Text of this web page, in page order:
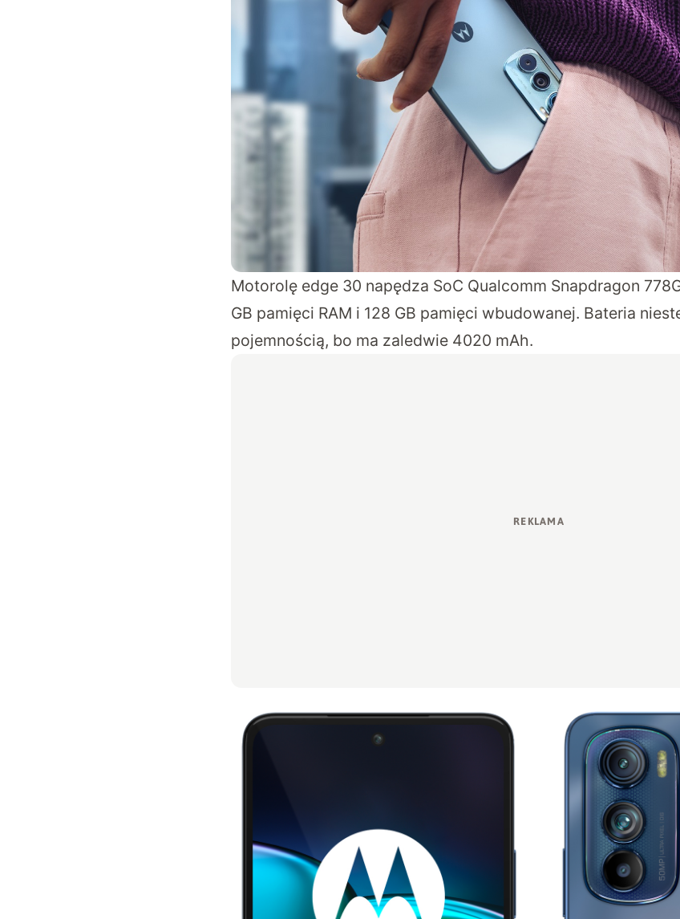
Motorolę edge 30 napędza SoC Qualcomm Snapdragon
GB pamięci RAM i 128 GB pamięci wbudowanej. Bateria
pojemnością, bo ma zaledwie 4020 mAh.